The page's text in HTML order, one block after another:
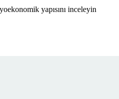
yapısını inceleyin